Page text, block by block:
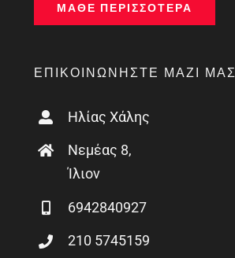
ΜΆΘΕ ΠΕΡΙΣΣΌΤΕΡΑ
ΕΠΙΚΟΙΝΩΝΉΣΤΕ ΜΑΖΊ ΜΑΣ
Ηλίας Χάλης
Νεμέας 8,
Ίλιον
6942840927
210 5745159